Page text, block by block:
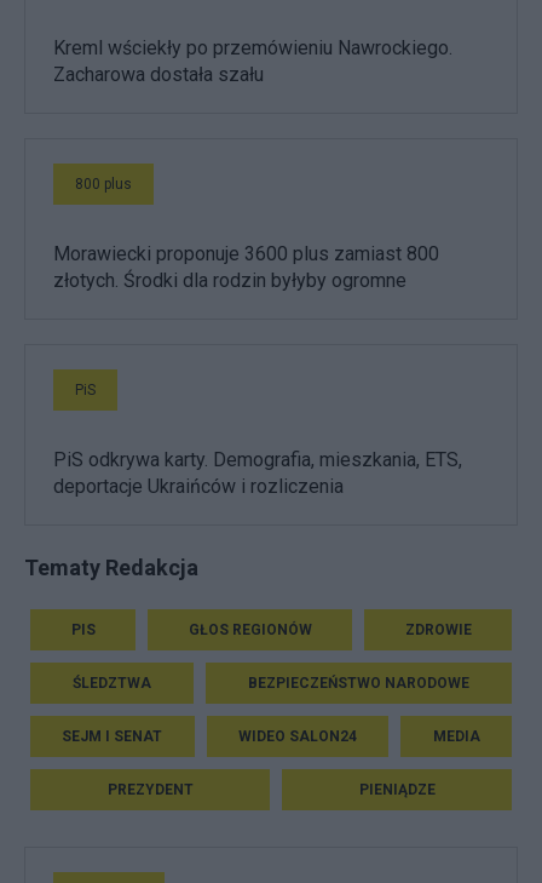
Kreml wściekły po przemówieniu Nawrockiego.
Zacharowa dostała szału
800 plus
Morawiecki proponuje 3600 plus zamiast 800
złotych. Środki dla rodzin byłyby ogromne
PiS
PiS odkrywa karty. Demografia, mieszkania, ETS,
deportacje Ukraińców i rozliczenia
Tematy Redakcja
PIS GŁOS REGIONÓW ZDROWIE
ŚLEDZTWA BEZPIECZEŃSTWO NARODOWE
SEJM I SENAT WIDEO SALON24 MEDIA
PREZYDENT PIENIĄDZE